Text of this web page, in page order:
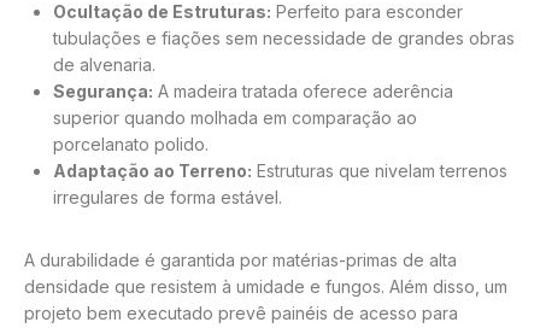
Ocultação de Estruturas: Perfeito para esconder
tubulações e fiações sem necessidade de grandes obras
de alvenaria.
Segurança: A madeira tratada oferece aderência
superior quando molhada em comparação ao
porcelanato polido.
Adaptação ao Terreno: Estruturas que nivelam terrenos
irregulares de forma estável.
A durabilidade é garantida por matérias-primas de alta
densidade que resistem à umidade e fungos. Além disso, um
projeto bem executado prevê painéis de acesso para